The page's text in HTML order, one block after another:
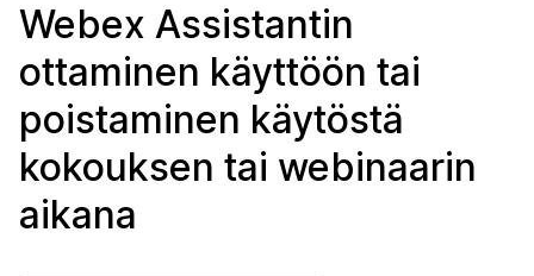
Webex Assistantin
ottaminen käyttöön tai
poistaminen käytöstä
kokouksen tai webinaarin
aikana